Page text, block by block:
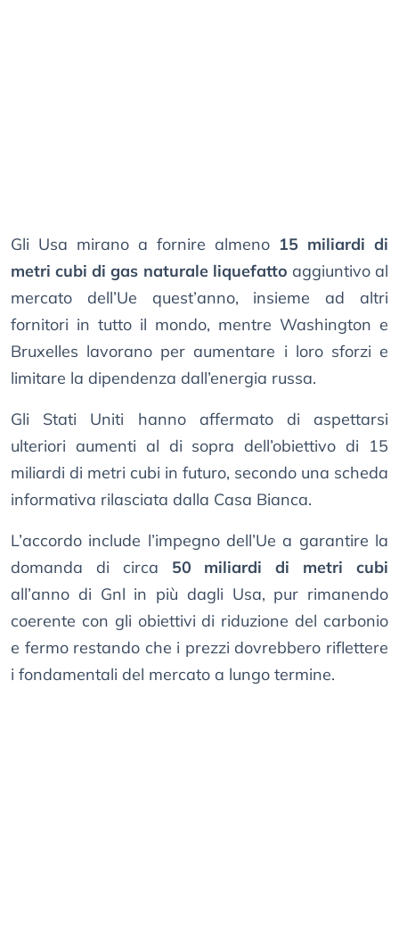
Gli Usa mirano a fornire almeno 15 miliardi di
metri cubi di gas naturale liquefatto aggiuntivo al
mercato dell’Ue quest’anno, insieme ad altri
fornitori in tutto il mondo, mentre Washington e
Bruxelles lavorano per aumentare i loro sforzi e
limitare la dipendenza dall’energia russa.
Gli Stati Uniti hanno affermato di aspettarsi
ulteriori aumenti al di sopra dell’obiettivo di 15
miliardi di metri cubi in futuro, secondo una scheda
informativa rilasciata dalla Casa Bianca.
L’accordo include l’impegno dell’Ue a garantire la
domanda di circa 50 miliardi di metri cubi
all’anno di Gnl in più dagli Usa, pur rimanendo
coerente con gli obiettivi di riduzione del carbonio
e fermo restando che i prezzi dovrebbero riflettere
i fondamentali del mercato a lungo termine.